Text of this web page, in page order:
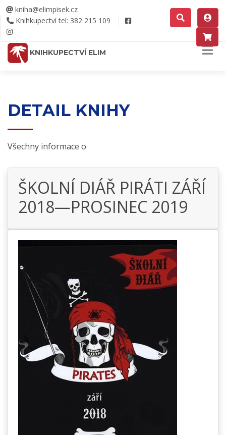
kniha@elimpisek.cz
Knihkupectví tel: 382 215 109
KNIHKUPECTVÍ ELIM
DETAIL KNIHY
Všechny informace o
ŠKOLNÍ DIÁŘ PIRÁTI ZÁŘÍ
2018—PROSINEC 2019